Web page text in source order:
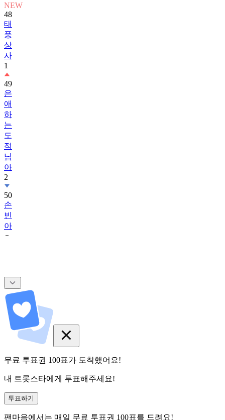
NEW
48
태
풍
상
사
1
49
은
애
하
는
도
적
님
아
2
50
손
빈
아
무료 투표권 100표가 도착했어요!
내 트롯스타에게 투표해주세요!
투표하기
팬마음에서는 매일 무료 투표권 100표를 드려요!